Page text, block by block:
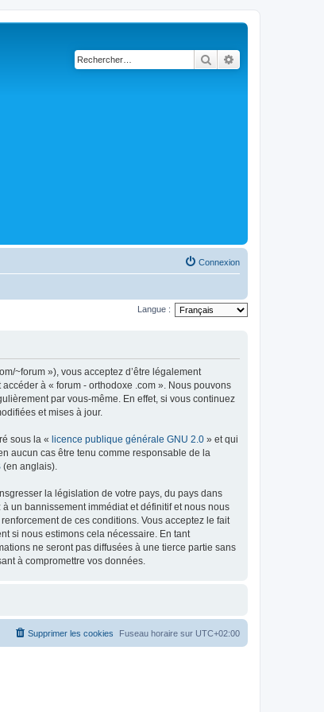
Rechercher
Connexion
Langue :
~forum »), vous acceptez d’être légalement
à « forum - orthodoxe .com ». Nous pouvons
par vous-même. En effet, si vous continuez
et mises à jour.
sous la « licence publique générale GNU 2.0 » et qui
aucun cas être tenu comme responsable de la
(en anglais).
la législation de votre pays, du pays dans
un bannissement immédiat et définitif et nous nous
de ces conditions. Vous acceptez le fait
si nous estimons cela nécessaire. En tant
ne seront pas diffusées à une tierce partie sans
à compromettre vos données.
Fuseau horaire sur UTC+02:00
Supprimer les cookies